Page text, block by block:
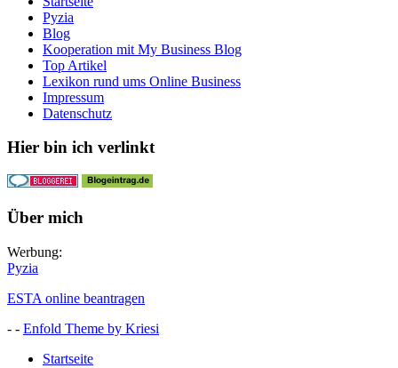
Pyzia
Blog
Kooperation mit My Business Blog
Top Artikel
Lexikon rund ums Online Business
Impressum
Datenschutz
Hier bin ich verlinkt
Über mich
Werbung:
Pyzia
ESTA online beantragen
- - Enfold Theme by Kriesi
Startseite